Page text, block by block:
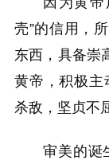
壳”的信用，
东西，具备崇
黄帝，积极主
杀敌，坚贞不
审美的诞